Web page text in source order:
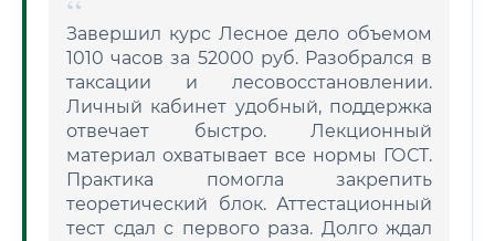
Завершил курс Лесное дело объемом
1010 часов за 52000 руб. Разобрался в
таксации и лесовосстановлении.
Личный кабинет удобный, поддержка
отвечает быстро. Лекционный
материал охватывает все нормы ГОСТ.
Практика помогла закрепить
теоретический блок. Аттестационный
тест сдал с первого раза. Долго ждал